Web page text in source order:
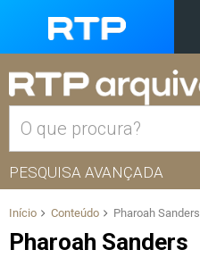
PESQUISA AVANÇADA
Início Conteúdo Pharoah Sanders
Pharoah Sanders